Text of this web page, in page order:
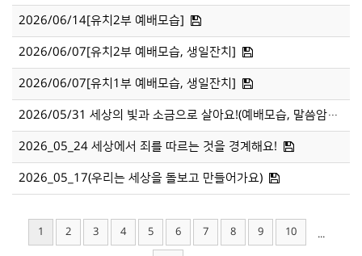
2026/06/14[유치2부 예배모습]
2026/06/07[유치2부 예배모습, 생일잔치]
2026/06/07[유치1부 예배모습, 생일잔치]
2026/05/31 세상의 빛과 소금으로 살아요!(예배모습, 말씀암송)
2026_05_24 세상에서 죄를 따르는 것을 경계해요!
2026_05_17(우리는 세상을 돌보고 만들어가요)
1 2 3 4 5 6 7 8 9 10 ...